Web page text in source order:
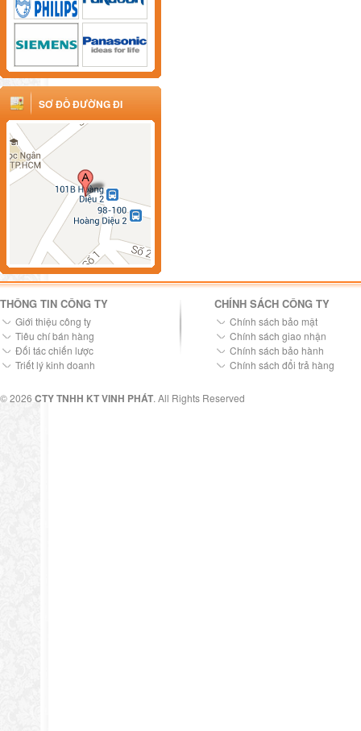
SƠ ĐỒ ĐƯỜNG ĐI
THÔNG TIN CÔNG TY
Giới thiệu công ty
Tiêu chí bán hàng
Đối tác chiến lược
Triết lý kinh doanh
CHÍNH SÁCH CÔNG TY
Chính sách bảo mật
Chính sách giao nhận
Chính sách bảo hành
Chính sách đổi trả hàng
© 2026 CTY TNHH KT VINH PHÁT. All Rights Reserved